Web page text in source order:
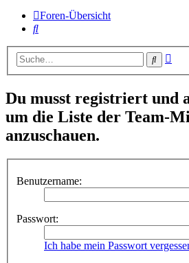
Foren-Übersicht
Suche
Suche
Du musst registriert und
um die Liste der Team-
anzuschauen.
Benutzername:
Passwort:
Ich habe mein Passwort